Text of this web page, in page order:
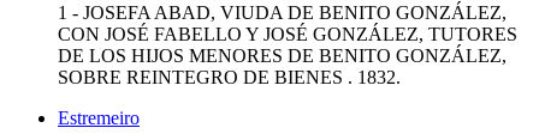
1 - JOSEFA ABAD, VIUDA DE BENITO GONZÁLEZ,
CON JOSÉ FABELLO Y JOSÉ GONZÁLEZ, TUTORES
DE LOS HIJOS MENORES DE BENITO GONZÁLEZ,
SOBRE REINTEGRO DE BIENES . 1832.
Estremeiro